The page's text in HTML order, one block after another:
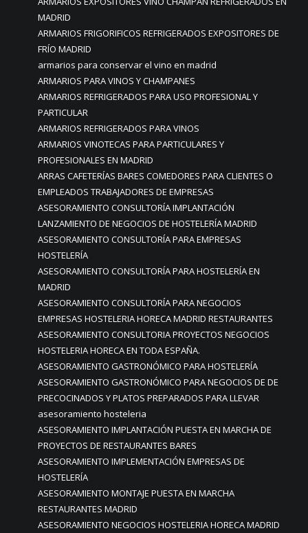
MADRID
ARMARIOS FRIGORIFICOS REFRIGERADOS EXPOSITORES DE
FRÍO MADRID
armarios para conservar el vino en madrid
ARMARIOS PARA VINOS Y CHAMPANES
ARMARIOS REFRIGERADOS PARA USO PROFESIONAL Y
PARTICULAR
ARMARIOS REFRIGERADOS PARA VINOS
ARMARIOS VINOTECAS PARA PARTICULARES Y
PROFESIONALES EN MADRID
ARRAS CAFETERÍAS BARES COMEDORES PARA CLIENTES O
EMPLEADOS TRABAJADORES DE EMPRESAS
ASESORAMIENTO CONSULTORÍA IMPLANTACIÓN
LANZAMIENTO DE NEGOCIOS DE HOSTELERÍA MADRID
ASESORAMIENTO CONSULTORÍA PARA EMPRESAS
HOSTELERÍA
ASESORAMIENTO CONSULTORÍA PARA HOSTELERÍA EN
MADRID
ASESORAMIENTO CONSULTORÍA PARA NEGOCIOS
EMPRESAS HOSTELERIA HORECA MADRID RESTAURANTES
ASESORAMIENTO CONSULTORIA PROYECTOS NEGOCIOS
HOSTELERIA HORECA EN TODA ESPAÑA.
ASESORAMIENTO GASTRONÓMICO PARA HOSTELERÍA
ASESORAMIENTO GASTRONÓMICO PARA NEGOCIOS DE DE
PRECOCINADOS Y PLATOS PREPARADOS PARA LLEVAR
asesoramiento hosteleria
ASESORAMIENTO IMPLANTACIÓN PUESTA EN MARCHA DE
PROYECTOS DE RESTAURANTES BARES
ASESORAMIENTO IMPLEMENTACIÓN EMPRESAS DE
HOSTELERÍA
ASESORAMIENTO MONTAJE PUESTA EN MARCHA
RESTAURANTES MADRID
ASESORAMIENTO NEGOCIOS HOSTELERIA HORECA MADRID